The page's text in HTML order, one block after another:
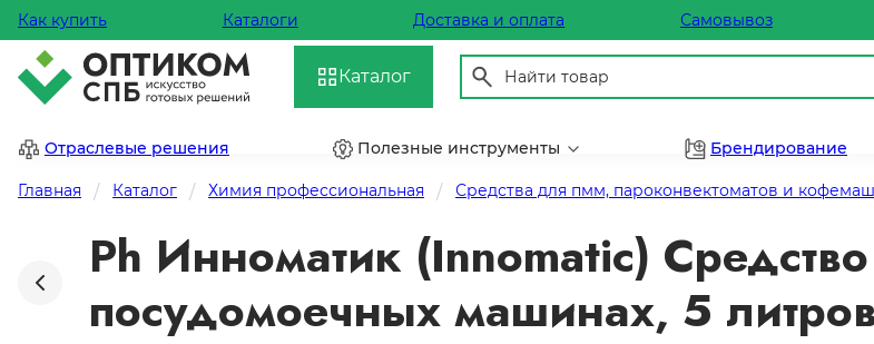
Как купить Каталоги Доставка и оплата Самовывоз
Каталог
Отраслевые решения Полезные инструменты Брендирование
Главная Каталог Химия профессиональная Средства для пмм, пароконвектоматов и
Ph Инноматик (Innomatic)
посудомоечных машинах, 5